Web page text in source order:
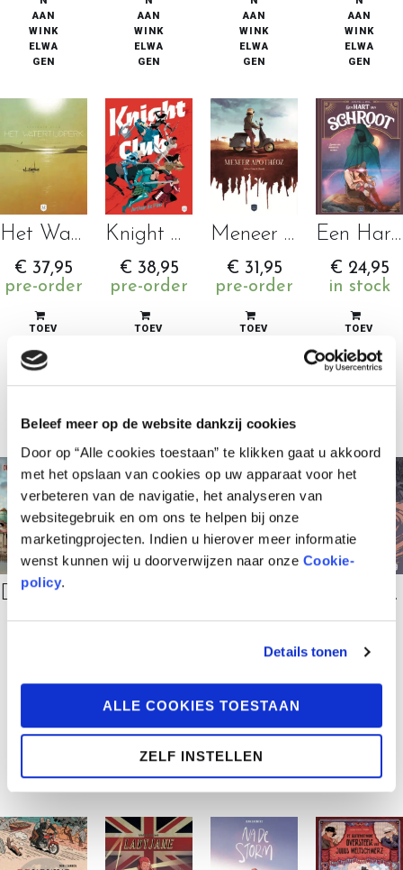
Beleef meer op de website dankzij cookies
Door op “Alle cookies toestaan” te klikken gaat u akkoord
met het opslaan van cookies op uw apparaat voor het
verbeteren van de navigatie, het analyseren van
websitegebruik en om ons te helpen bij onze
marketingprojecten. Indien u hierover meer informatie
wenst kunnen wij u doorverwijzen naar onze Cookie-
policy.
Details tonen
ALLE COOKIES TOESTAAN
ZELF INSTELLEN
AAN
WINK
ELWA
GEN
AAN
WINK
ELWA
GEN
AAN
WINK
ELWA
GEN
AAN
WINK
ELWA
GEN
Het Watertijdperk 1 – Het sterrenbeeld van de Grote Hond
€ 37,95
pre-order
TOEV
N
AAN
GEN
Knight Club
€38,95
pre-order
TOEV
GEN
Meneer Apothéoz
€31,95
pre-order
TOEV
GEN
Een Hart van Schroot 3 – Zonder aan morgen te denken
€24,95
in stock
TOEV
N
TOEV
AAN
GEN
TOEV
OEGE
AAN
WINK
ELWA
GEN
in stock
TOEV
OEGE
AAN
WINK
ELWA
GEN
De Dagen die verdwijnen
in stock
TOEV
AAN
GEN